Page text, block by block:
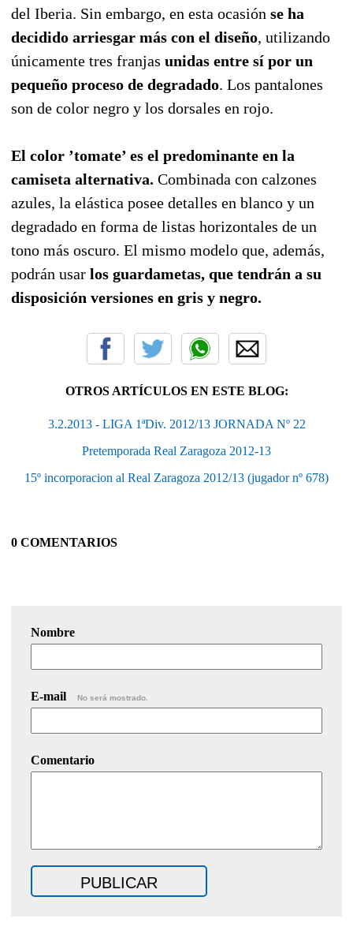
del Iberia. Sin embargo, en esta ocasión se ha
decidido arriesgar más con el diseño, utilizando
únicamente tres franjas unidas entre sí por un
pequeño proceso de degradado. Los pantalones
son de color negro y los dorsales en rojo.
El color ’tomate’ es el predominante en la
camiseta alternativa. Combinada con calzones
azules, la elástica posee detalles en blanco y un
degradado en forma de listas horizontales de un
tono más oscuro. El mismo modelo que, además,
podrán usar los guardametas, que tendrán a su
disposición versiones en gris y negro.
OTROS ARTÍCULOS EN ESTE BLOG:
3.2.2013 - LIGA 1ªDiv. 2012/13 JORNADA Nº 22
Pretemporada Real Zaragoza 2012-13
15º incorporacion al Real Zaragoza 2012/13 (jugador nº 678)
0 COMENTARIOS
Nombre
E-mail No será mostrado.
Comentario